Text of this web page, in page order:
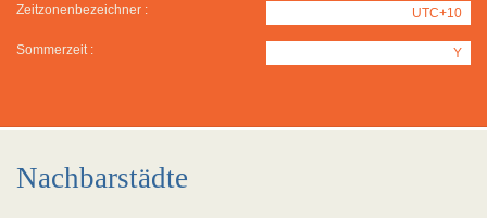
Zeitzonenbezeichner : UTC+10
Sommerzeit : Y
Nachbarstädte